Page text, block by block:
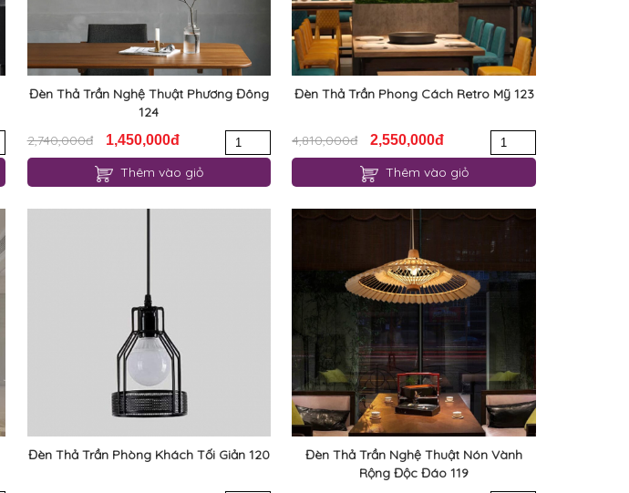
Đèn Thả Trần Nghệ Thuật Phương Đông
124
2,740,000đ
1,450,000đ
Thêm vào giỏ
Đèn Thả Trần Phong Cách Retro Mỹ 123
4,810,000đ 2,550,000đ
Thêm vào giỏ
Đèn Thả Trần Phòng Khách Tối Giản 120
Đèn Thả Trần Nghệ Thuật Nón Vành
Rộng Độc Đáo 119